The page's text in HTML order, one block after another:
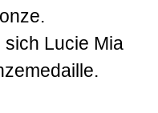
sich Lucie Mia